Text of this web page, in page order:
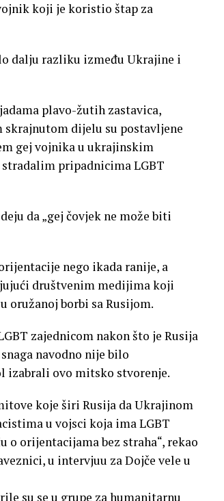
koji je koristio štap za
dalju razliku između Ukrajine i
plavo-žutih zastavica,
dijelu su postavljene
gej vojnika u ukrajinskim
pripadnicima LGBT
da „gej čovjek ne može biti
nego ikada ranije, a
društvenim medijima koji
oružanoj borbi sa Rusijom.
zajednicom nakon što je Rusija
navodno nije bilo
izabrali ovo mitsko stvorenje.
koje širi Rusija da Ukrajinom
u vojsci koja ima LGBT
orijentacijama bez straha“, rekao
u intervjuu za Dojče vele u
su se u grupe za humanitarnu